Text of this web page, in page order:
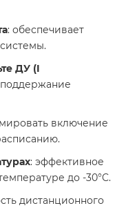
: обеспечивает
ДУ (I
поддержание
включение
: эффективное
до -30°C.
дистанционного